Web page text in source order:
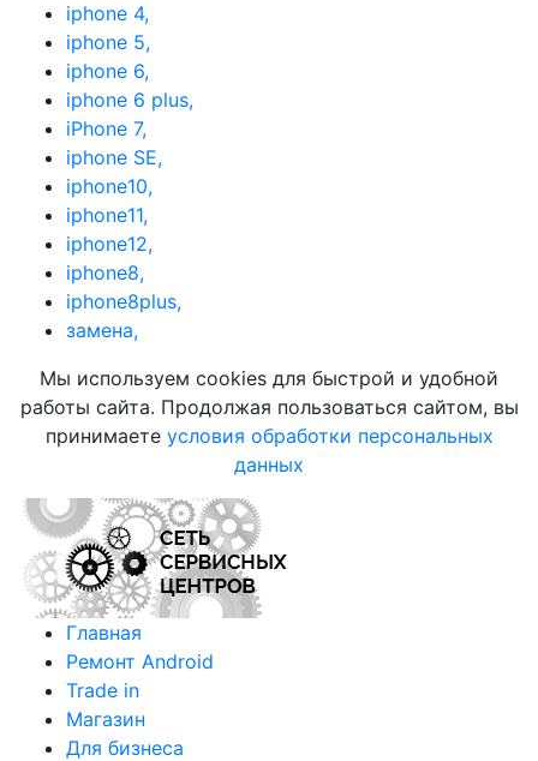
iphone 4,
iphone 5,
iphone 6,
iphone 6 plus,
iPhone 7,
iphone SE,
iphone10,
iphone11,
iphone12,
iphone8,
iphone8plus,
замена,
Мы используем cookies для быстрой и удобной
работы сайта. Продолжая пользоваться сайтом, вы
принимаете условия обработки персональных
данных
Главная
Ремонт Android
Trade in
Магазин
Для бизнеса